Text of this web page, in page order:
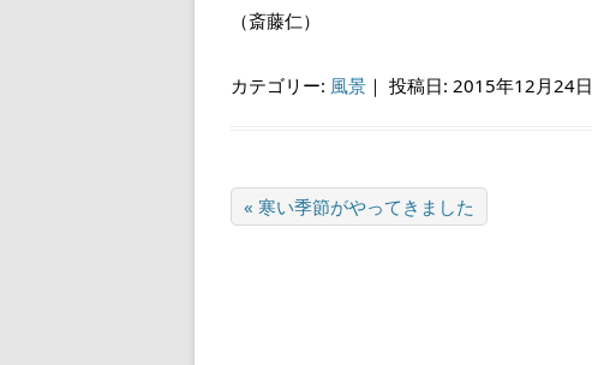
（斎藤仁）
カテゴリー: 風景 ｜ 投稿日: 2015年12月24日
« 寒い季節がやってきました